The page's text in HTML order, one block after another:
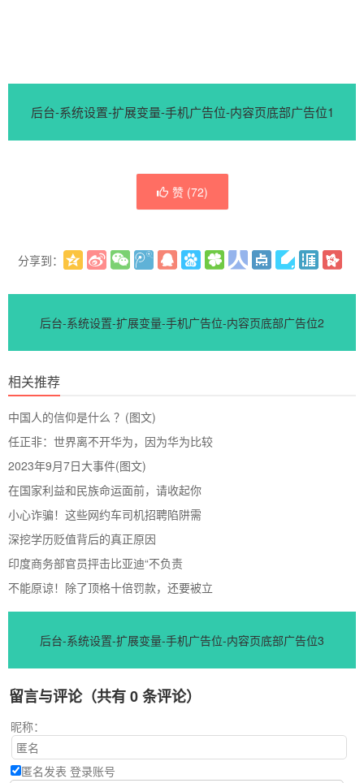
后台-系统设置-扩展变量-手机广告位-内容页底部广告位1
赞 (72)
分享到：
后台-系统设置-扩展变量-手机广告位-内容页底部广告位2
相关推荐
中国人的信仰是什么 ？(图文)
任正非：世界离不开华为，因为华为比较
2023年9月7日大事件(图文)
在国家利益和民族命运面前，请收起你
小心诈骗！这些网约车司机招聘陷阱需
深挖学历贬值背后的真正原因
印度商务部官员抨击比亚迪“不负责
不能原谅！除了顶格十倍罚款，还要被立
后台-系统设置-扩展变量-手机广告位-内容页底部广告位3
留言与评论（共有0条评论）
昵称：
匿名发表 登录账号